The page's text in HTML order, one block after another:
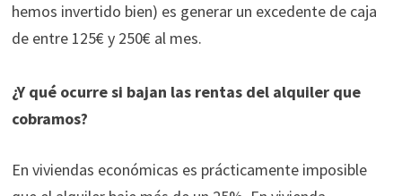
hemos invertido bien) es generar un excedente de caja
de entre 125€ y 250€ al mes.
¿Y qué ocurre si bajan las rentas del alquiler que
cobramos?
En viviendas económicas es prácticamente imposible